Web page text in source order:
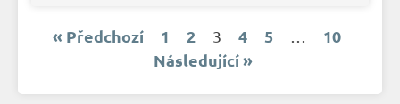
« Předchozí 1 2 3 4 5
10
Následující »